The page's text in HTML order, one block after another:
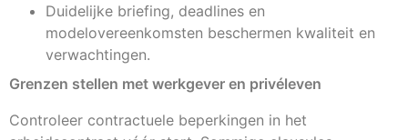
Duidelijke briefing, deadlines en
modelovereenkomsten beschermen kwaliteit en
verwachtingen.
Grenzen stellen met werkgever en privéleven
Controleer contractuele beperkingen in het